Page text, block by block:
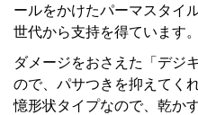
ールをかけたパーマスタイ
世代から支持を得ています。
ダメージをおさえた「デジ
ので、パサつきを抑えてく
憶形状タイプなので、乾か